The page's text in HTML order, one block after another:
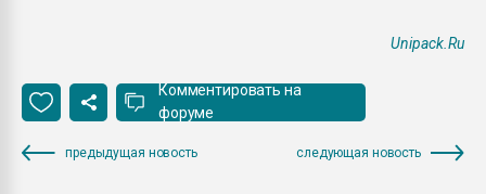
Unipack.Ru
Комментировать на
форуме
предыдущая новость следующая новость